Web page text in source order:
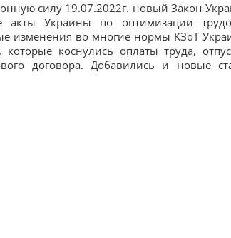
силу 19.07.2022г. новый Закон
акты Украины по оптимизации
изменения во многие нормы КЗоТ
коснулись оплаты труда,
договора. Добавились и новые